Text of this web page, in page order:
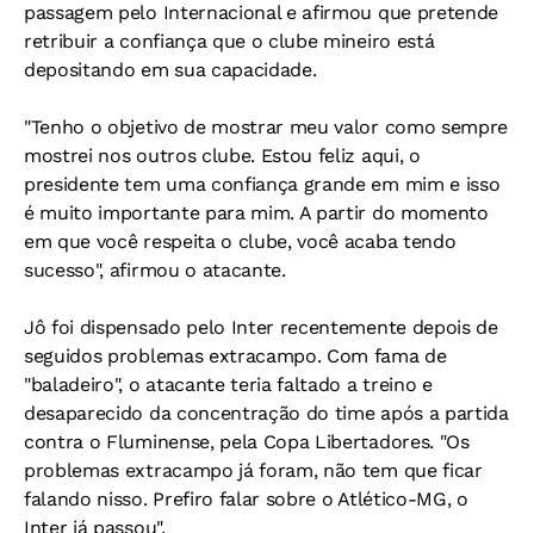
passagem pelo Internacional e afirmou que pretende
retribuir a confiança que o clube mineiro está
depositando em sua capacidade.
"Tenho o objetivo de mostrar meu valor como sempre
mostrei nos outros clube. Estou feliz aqui, o
presidente tem uma confiança grande em mim e isso
é muito importante para mim. A partir do momento
em que você respeita o clube, você acaba tendo
sucesso", afirmou o atacante.
Jô foi dispensado pelo Inter recentemente depois de
seguidos problemas extracampo. Com fama de
"baladeiro", o atacante teria faltado a treino e
desaparecido da concentração do time após a partida
contra o Fluminense, pela Copa Libertadores. "Os
problemas extracampo já foram, não tem que ficar
falando nisso. Prefiro falar sobre o Atlético-MG, o
Inter já passou".